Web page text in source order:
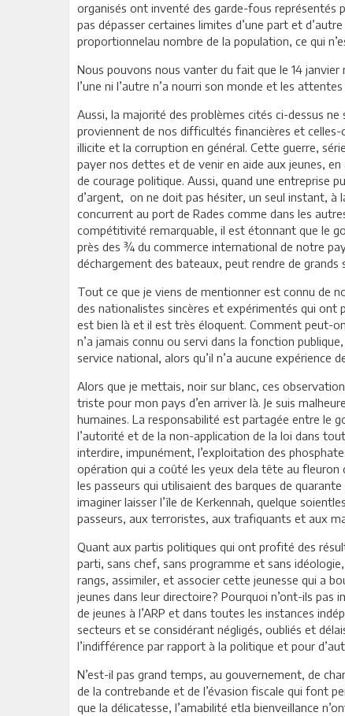
organisés ont inventé des garde-fous représentés
pas dépasser certaines limites d’une part et
proportionnelau nombre de la population, ce qui
Nous pouvons nous vanter du fait que le 14
l’une ni l’autre n’a nourri son monde et les
Aussi, la majorité des problèmes cités ci-dessus
proviennent de nos difficultés financières et
illicite et la corruption en général. Cette guerre,
payer nos dettes et de venir en aide aux jeunes,
de courage politique. Aussi, quand une entreprise
d’argent, on ne doit pas hésiter, un seul instant, à
concurrent au port de Rades comme dans les
compétitivité remarquable, il est étonnant que le
près des ¾ du commerce international de notre
déchargement des bateaux, peut rendre de grands
Tout ce que je viens de mentionner est connu de
des nationalistes sincères et expérimentés qui ont
est bien là et il est très éloquent. Comment peut-
n’a jamais connu ou servi dans la fonction
service national, alors qu’il n’a aucune expérience
Alors que je mettais, noir sur blanc, ces
triste pour mon pays d’en arriver là. Je suis
humaines. La responsabilité est partagée entre le
l’autorité et de la non-application de la loi dans
interdire, impunément, l’exploitation des
opération qui a coûté les yeux dela tête au fleuron
les passeurs qui utilisaient des barques de
imaginer laisser l’île de Kerkennah, quelque
passeurs, aux terroristes, aux trafiquants et aux
Quant aux partis politiques qui ont profité des
parti, sans chef, sans programme et sans
rangs, assimiler, et associer cette jeunesse qui a
jeunes dans leur directoire? Pourquoi n’ont-ils
de jeunes à l’ARP et dans toutes les instances
secteurs et se considérant négligés, oubliés et
l’indifférence par rapport à la politique et pour
N’est-il pas grand temps, au gouvernement, de
de la contrebande et de l’évasion fiscale qui font
que la délicatesse, l’amabilité etla bienveillance